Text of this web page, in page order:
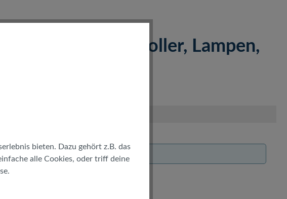
Wi-Fi Controller, Lampen,
IP-Kamera
bieten. Dazu gehört z.B. das
alle Cookies, oder triff deine